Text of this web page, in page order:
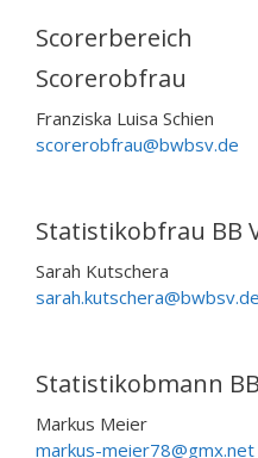
Scorerbereich
Scorerobfrau
Franziska Luisa Schien
scorerobfrau@bwbsv.de
Statistikobfrau BB
Sarah Kutschera
sarah.kutschera@bwbsv.de
Statistikobmann
Markus Meier
markus-meier78@gmx.net